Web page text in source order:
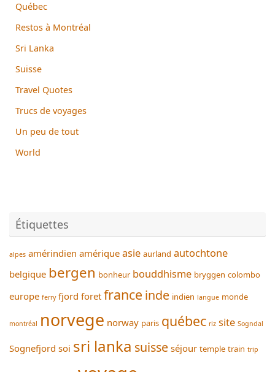
Québec
Restos à Montréal
Sri Lanka
Suisse
Travel Quotes
Trucs de voyages
Un peu de tout
World
Étiquettes
alpes amérindien amérique asie aurland autochtone
belgique bergen bonheur bouddhisme bryggen colombo
europe ferry fjord foret france inde indien langue monde
montréal norvege norway paris québec riz site Sogndal
Sognefjord soi sri lanka suisse séjour temple train trip